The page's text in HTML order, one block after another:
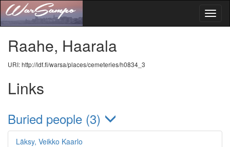
Raahe, Haarala
URI: http://ldf.fi/warsa/places/cemeteries/h0834_3
Links
Buried people (3)
Läksy, Veikko Kaarlo